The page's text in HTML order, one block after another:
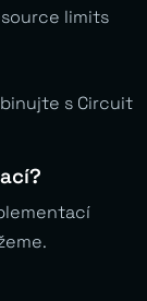
limits
s Circuit